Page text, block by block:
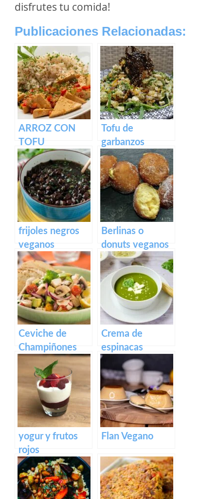
disfrutes tu comida!
Publicaciones Relacionadas:
ARROZ CON
TOFU
ENCEBOLLADO
Y VERDURAS
Tofu de
garbanzos
Revuelto para el
desayuno con
trocitos
ahumados
frijoles negros
veganos
Berlinas o
donuts veganos
rellenos de
crema pastelera
Ceviche de
Champiñones
Crema de
espinacas
yogur y frutos
rojos
Flan Vegano